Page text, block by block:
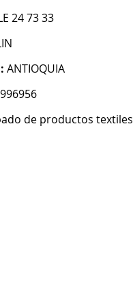
24 73 33
ANTIOQUIA
de productos textiles